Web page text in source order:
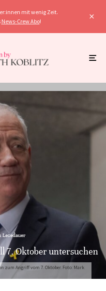
mit wenig Zeit.
News-Crew Abo!
zum Angriff vom 7. Oktober. Foto: Mark
7. Oktober untersuchen